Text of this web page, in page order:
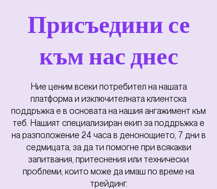
Присъедини се
към нас днес
Ние ценим всеки потребител на нашата
платформа и изключителната клиентска
поддръжка е в основата на нашия ангажимент към
теб. Нашият специализиран екип за поддръжка е
на разположение 24 часа в денонощието, 7 дни в
седмицата, за да ти помогне при всякакви
запитвания, притеснения или технически
проблеми, които може да имаш по време на
трейдинг.